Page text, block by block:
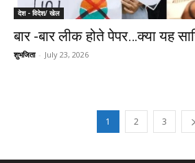
देश - विदेश/ खेल
बार -बार लीक होते पेपर…क्या यह
शुभजिता - July 23, 2026
1 2 3